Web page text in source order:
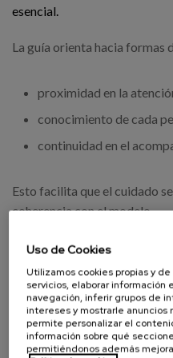
esencial.
La guía orienta hacia formas
proximidad en la
conocimiento de cada
continuidad en el
Esto facilita que el cuidado
coherencia con el modelo.
Organizar la vida cotidiana
Uno de los ejes del Marco
vida cotidiana.
La guía recoge la necesidad
Uso de Cookies
Utilizamos cookies propias y
servicios, elaborar información
navegación, inferir grupos de
intereses y mostrarle anuncios
permite personalizar el
información sobre qué
permitiéndonos además